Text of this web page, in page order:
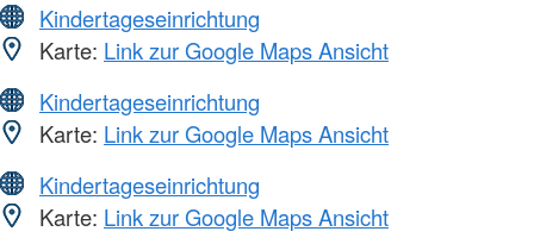
Kindertageseinrichtung
Karte: Link zur Google Maps Ansicht
Kindertageseinrichtung
Karte: Link zur Google Maps Ansicht
Kindertageseinrichtung
Karte: Link zur Google Maps Ansicht